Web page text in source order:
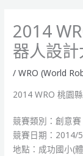
2014
器人設
/WRO (World
2014 WRO 桃園
競賽類別：創意
競賽日期：2014/
地點：成功國小(